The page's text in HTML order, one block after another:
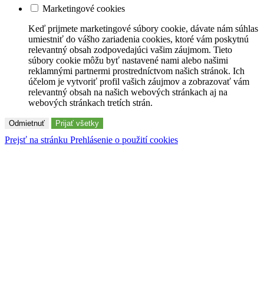
Marketingové cookies
Keď prijmete marketingové súbory cookie, dávate nám súhlas
umiestniť do vášho zariadenia cookies, ktoré vám poskytnú
relevantný obsah zodpovedajúci vašim záujmom. Tieto
súbory cookie môžu byť nastavené nami alebo našimi
reklamnými partnermi prostredníctvom našich stránok. Ich
účelom je vytvoriť profil vašich záujmov a zobrazovať vám
relevantný obsah na našich webových stránkach aj na
webových stránkach tretích strán.
Odmietnuť Prijať všetky
Prejsť na stránku Prehlásenie o použití cookies